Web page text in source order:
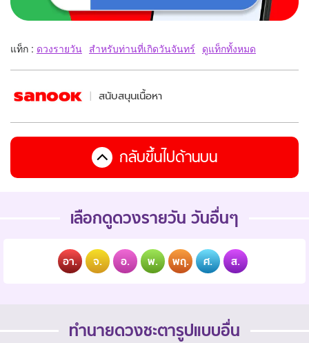
แท็ก : ดวงรายวัน สำหรับท่านที่เกิดวันจันทร์ ดูแท็กทั้งหมด
สนับสนุนเนื้อหา
กลับขึ้นไปด้านบน
เลือกดูดวงรายวัน วันอื่นๆ
อา. จ. อ. พ. พฤ. ศ. ส.
ทำนายดวงชะตารูปแบบอื่น